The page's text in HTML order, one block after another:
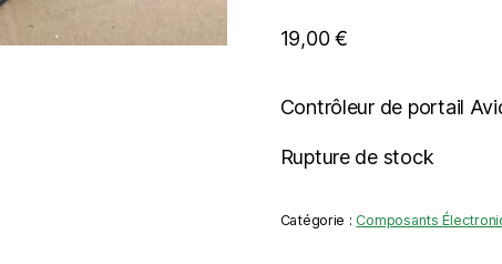
19,00€
Contrôleur de portail
Rupture de stock
Catégorie :Composants